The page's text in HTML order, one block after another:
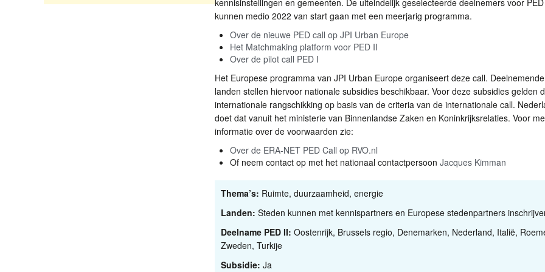
kennisinstellingen en gemeenten. De uiteindelijk geselecteerde deelnemers voor PED
kunnen medio 2022 van start gaan met een meerjarig programma.
Over de nieuwe PEDcall op JPI Urban Europe
Het Matchmaking platform voor PEDII
Over de pilot call PEDI
Het Europese programma van JPI Urban Europe organiseert deze call. Deelnemende
landen stellen hiervoor nationale subsidies beschikbaar. Voor deze subsidies gelden
internationale rangschikking op basis van de criteria van de internationale call.
doet dat vanuit het ministerie van Binnenlandse Zaken en Koninkrijksrelaties. Voor
informatie over de voorwaarden zie:
Over de ERA-NET PEDCall op RVO.nl
Of neem contact op met het nationaal contactpersoon Jacques Kimman
Thema’s: Ruimte, duurzaamheid, energie
Landen: Steden kunnen met kennispartners en Europese stedenpartners
Deelname PEDII: Oostenrijk, Brussels regio, Denemarken, Nederland, Italië,
Zweden, Turkije
Subsidie: Ja